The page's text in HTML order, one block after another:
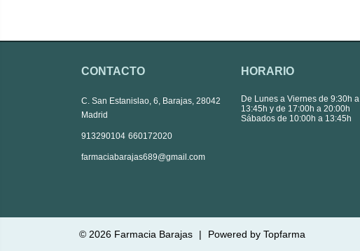
CONTACTO
C. San Estanislao, 6, Barajas, 28042
Madrid
913290104 660172020
farmaciabarajas689@gmail.com
HORARIO
De Lunes a Viernes de 9:30h a
13:45h y de 17:00h a 20:00h
Sábados de 10:00h a 13:45h
© 2026 Farmacia Barajas | Powered by Topfarma